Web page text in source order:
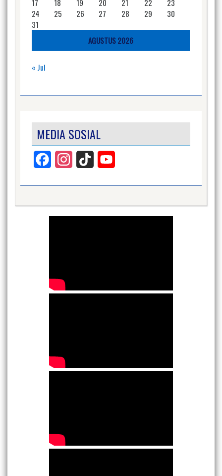
AGUSTUS 2026
17
18 19 20 21 22
23
24
25 26 27 28 29
30
31
« Jul
MEDIA SOSIAL
Facebook InstagramTikTok